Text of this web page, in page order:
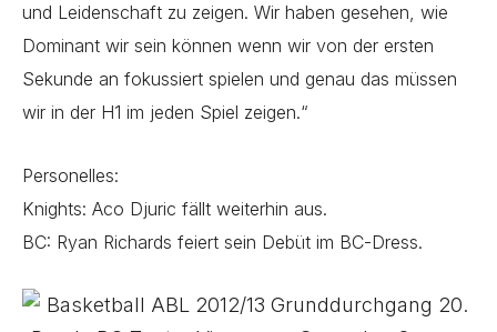
und Leidenschaft zu zeigen. Wir haben gesehen, wie
Dominant wir sein können wenn wir von der ersten
Sekunde an fokussiert spielen und genau das müssen
wir in der H1 im jeden Spiel zeigen.“
Personelles:
Knights: Aco Djuric fällt weiterhin aus.
BC: Ryan Richards feiert sein Debüt im BC-Dress.